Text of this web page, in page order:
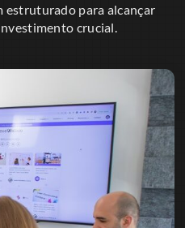
estruturado para alcançar
crucial.